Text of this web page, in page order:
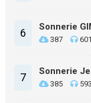
6 Sonnerie
387
7 Sonnerie
385